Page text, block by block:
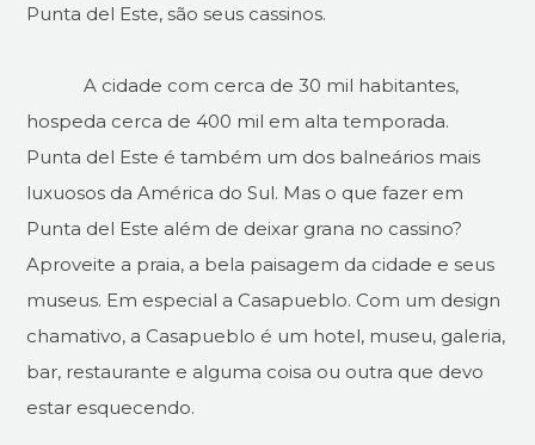
Punta del Este, são seus cassinos.
A cidade com cerca de 30 mil habitantes,
hospeda cerca de 400 mil em alta temporada.
Punta del Este é também um dos balneários mais
luxuosos da América do Sul. Mas o que fazer em
Punta del Este além de deixar grana no cassino?
Aproveite a praia, a bela paisagem da cidade e seus
museus. Em especial a Casapueblo. Com um design
chamativo, a Casapueblo é um hotel, museu, galeria,
bar, restaurante e alguma coisa ou outra que devo
estar esquecendo.